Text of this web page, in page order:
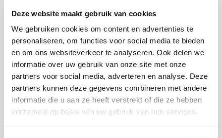
Deze website maakt gebruik van cookies
We gebruiken cookies om content en advertenties te
personaliseren, om functies voor social media te bieden
en om ons websiteverkeer te analyseren. Ook delen we
informatie over uw gebruik van onze site met onze
partners voor social media, adverteren en analyse. Deze
partners kunnen deze gegevens combineren met andere
informatie die u aan ze heeft verstrekt of die ze hebben
verzameld op basis van uw gebruik van hun services.
Must-haves
Aantoonbare ervaring in een vergelijkbare rol
binnen de woningcorporatiesector.
Uitgebreide kennis van onderhoudsprocessen
en -systemen.
Uitstekende communicatie en klantgerichtheid.
Een scherp oog voor detail en sterke
Altijd als 1e op de hoogte van de
nieuwste vacatures als je een job
alert aanmaakt!
Bel me terug